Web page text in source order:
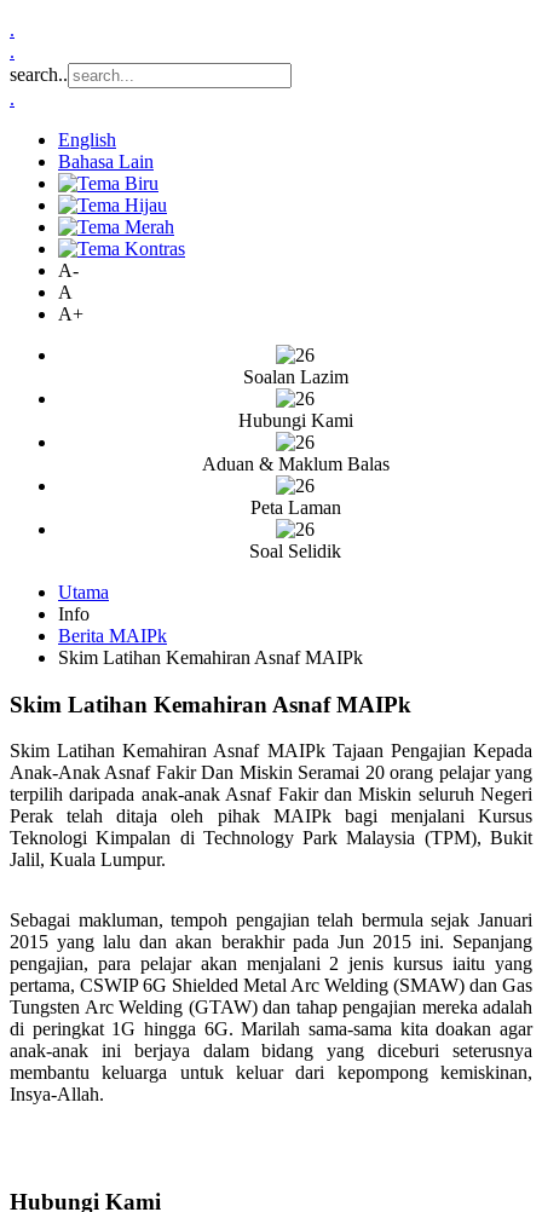
.
.
search..
.
English
Bahasa Lain
A-
A
A+
Soalan Lazim
Hubungi Kami
Aduan & Maklum Balas
Peta Laman
Soal Selidik
Utama
Info
Berita MAIPk
Skim Latihan Kemahiran Asnaf MAIPk
Skim Latihan Kemahiran Asnaf MAIPk
Skim Latihan Kemahiran Asnaf MAIPk Tajaan Pengajian Kepada
Anak-Anak Asnaf Fakir Dan Miskin Seramai 20 orang pelajar yang
terpilih daripada anak-anak Asnaf Fakir dan Miskin seluruh Negeri
Perak telah ditaja oleh pihak MAIPk bagi menjalani Kursus
Teknologi Kimpalan di Technology Park Malaysia (TPM), Bukit
Jalil, Kuala Lumpur.
Sebagai makluman, tempoh pengajian telah bermula sejak Januari
2015 yang lalu dan akan berakhir pada Jun 2015 ini. Sepanjang
pengajian, para pelajar akan menjalani 2 jenis kursus iaitu yang
pertama, CSWIP 6G Shielded Metal Arc Welding (SMAW) dan Gas
Tungsten Arc Welding (GTAW) dan tahap pengajian mereka adalah
di peringkat 1G hingga 6G. Marilah sama-sama kita doakan agar
anak-anak ini berjaya dalam bidang yang diceburi seterusnya
membantu keluarga untuk keluar dari kepompong kemiskinan,
Insya-Allah.
Hubungi Kami